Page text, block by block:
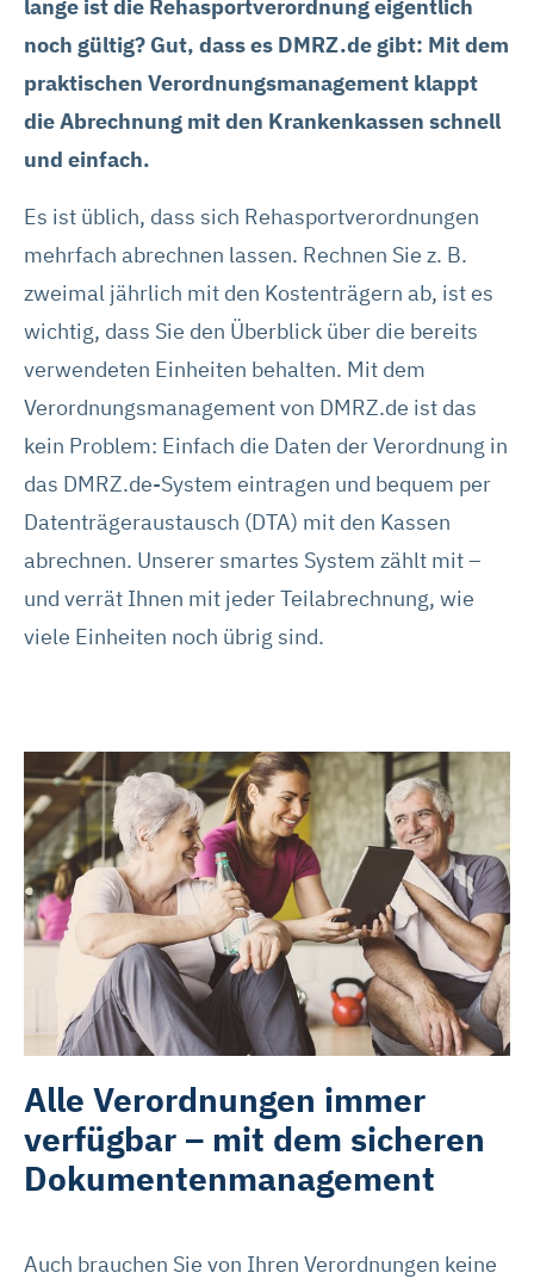
lange ist die Rehasportverordnung eigentlich
noch gültig? Gut, dass es DMRZ.de gibt: Mit dem
praktischen Verordnungsmanagement klappt
die Abrechnung mit den Krankenkassen schnell
und einfach.
Es ist üblich, dass sich Rehasportverordnungen
mehrfach abrechnen lassen. Rechnen Sie z. B.
zweimal jährlich mit den Kostenträgern ab, ist es
wichtig, dass Sie den Überblick über die bereits
verwendeten Einheiten behalten. Mit dem
Verordnungsmanagement von DMRZ.de ist das
kein Problem: Einfach die Daten der Verordnung in
das DMRZ.de-System eintragen und bequem per
Datenträgeraustausch (DTA) mit den Kassen
abrechnen. Unserer smartes System zählt mit –
und verrät Ihnen mit jeder Teilabrechnung, wie
viele Einheiten noch übrig sind.
Alle Verordnungen immer
verfügbar – mit dem sicheren
Dokumentenmanagement
Auch brauchen Sie von Ihren Verordnungen keine